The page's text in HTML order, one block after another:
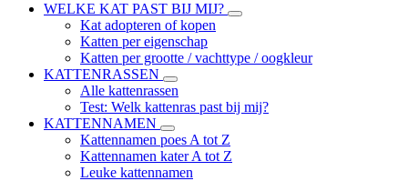
WELKE KAT PAST BIJ MIJ?
Kat adopteren of kopen
Katten per eigenschap
Katten per grootte / vachttype / oogkleur
KATTENRASSEN
Alle kattenrassen
Test: Welk kattenras past bij mij?
KATTENNAMEN
Kattennamen poes A tot Z
Kattennamen kater A tot Z
Leuke kattennamen